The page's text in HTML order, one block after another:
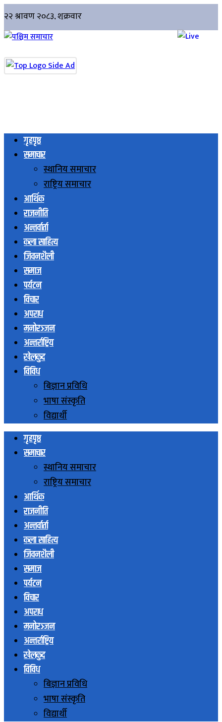
गृहपृष्ठ
समाचार
स्थानिय समाचार
राष्ट्रिय समाचार
आर्थिक
राजनीति
अन्तर्वार्ता
कला साहित्य
जिवनशैली
समाज
पर्यटन
विचार
अपराध
मनोरञ्जन
अन्तर्राष्ट्रिय
खेलकुद
विविध
बिज्ञान प्रविधि
भाषा संस्कृति
विद्यार्थी
गृहपृष्ठ
समाचार
स्थानिय समाचार
राष्ट्रिय समाचार
आर्थिक
राजनीति
अन्तर्वार्ता
कला साहित्य
जिवनशैली
समाज
पर्यटन
विचार
अपराध
मनोरञ्जन
अन्तर्राष्ट्रिय
खेलकुद
विविध
बिज्ञान प्रविधि
भाषा संस्कृति
विद्यार्थी